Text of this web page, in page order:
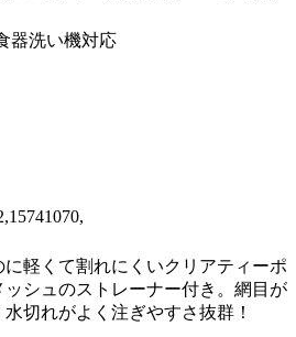
器洗い機対応
軽くて割れにくいクリアティーポ
シュのストレーナー付き。網目が
切れがよく注ぎやすさ抜群！